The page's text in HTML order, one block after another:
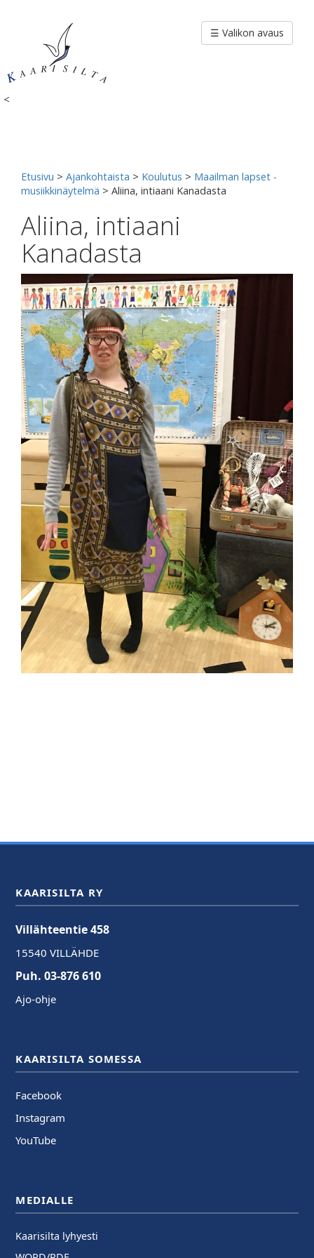
<
☰ Valikon avaus
Etusivu > Ajankohtaista > Koulutus > Maailman lapset -
musiikkinäytelmä > Aliina, intiaani Kanadasta
Aliina, intiaani
Kanadasta
KAARISILTA RY
Villähteentie 458
15540 VILLÄHDE
Puh. 03-876 610
Ajo-ohje
KAARISILTA SOMESSA
Facebook
Instagram
YouTube
MEDIALLE
Kaarisilta lyhyesti